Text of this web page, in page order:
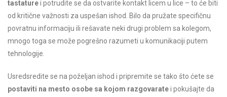
tastaturei potrudite se da ostvarite kontakt licem u lice – to će biti
od kritične važnosti za uspešan ishod. Bilo da pružate specifičnu
povratnu informaciju ili rešavate neki drugi problem sa kolegom,
mnogo toga se može pogrešno razumeti u komunikaciji putem
tehnologije.
Usredsredite se na poželjan ishod i pripremite se tako što ćete se
postaviti na mesto osobe sa kojom razgovaratei pokušajte da